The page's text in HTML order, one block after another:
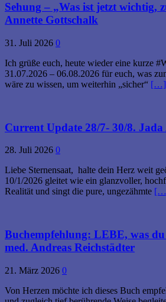
Sehung – „Was ist jetzt wichtig,
Annette Gottschalk
31. Juli 2026 0
Ich grüße euch, heute wieder eine kurze
31.07.2026 – 06.08.2026 für euch, was
wäre zu wissen, um weiterhin „sicher“ […]
Current Update 28/7- 30/8. Jada
28. Juli 2026 0
Liebe Sternensaat, halte dein Herz weit
10/1/2026 gleitet wie ein glanzvoller,
Realität und singt die pure, ungezähmte
Buchempfehlung: LEBE, was
med. Andreas Reichstädter
21. März 2026 0
Von Herzen möchte ich dieses Buch